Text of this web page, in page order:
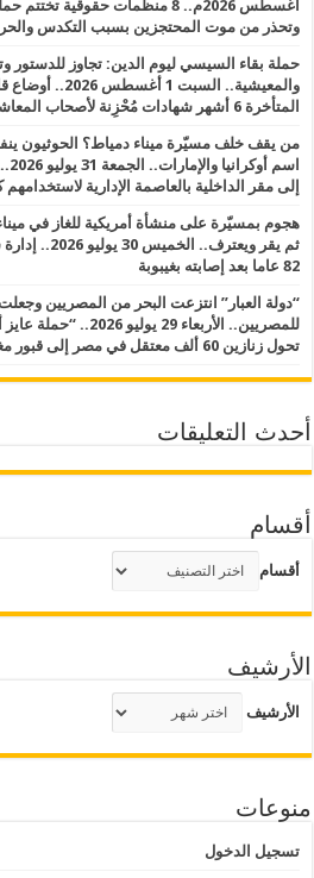
وتحذر من موت المحتجزين بسبب التكدس والحر
حملة بقاء السيسي ليوم الدين: تجاوز للدستور
والمعيشية..
المتأخرة 6 أشهر شهادات مُحْزِنة لأصحاب المعاشات والعيش على الكفاف
من يقف خلف مسيّرة ميناء دمياط؟ الحوثيون
إلى مقر الداخلية بالعاصمة الإدارية
هجوم بمسيّرة على منشأة أمريكية للغاز في
ثم يقر
82 عاما بعد إصابته بغيبوبة
“دولة العبار” انتزعت البحر من المصريين
تحول زنازين 60 ألف معتقل في مصر إلى قبور مغلقة
أحدث التعليقات
أقسام
أقسام
الأرشيف
الأرشيف
منوعات
تسجيل الدخول